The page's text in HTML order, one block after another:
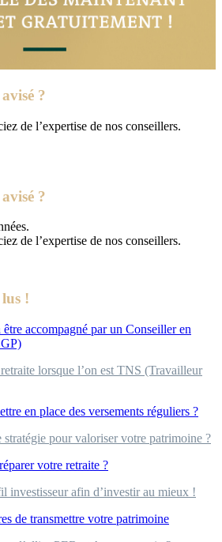
?
de l’expertise de nos conseillers.
?
de l’expertise de nos conseillers.
!
accompagné par un Conseiller en
lorsque l’on est TNS (Travailleur
en place des versements réguliers ?
pour valoriser votre patrimoine ?
votre retraite ?
investisseur afin d’investir au mieux !
de transmettre votre patrimoine